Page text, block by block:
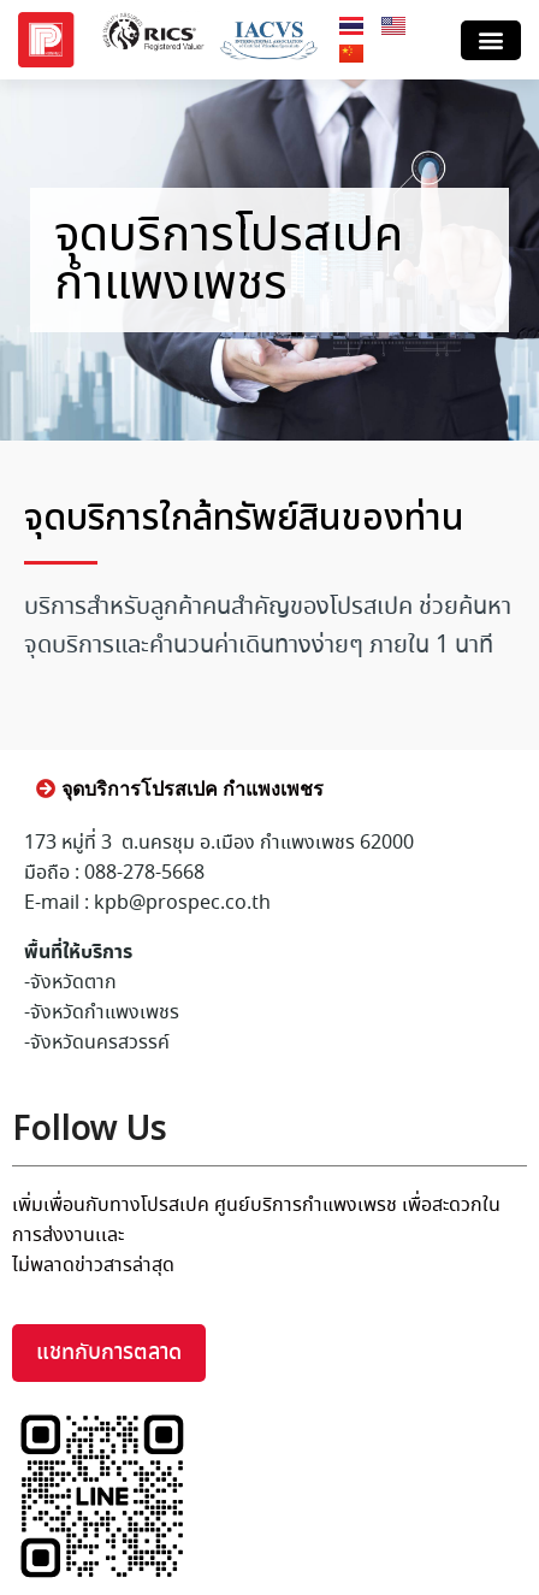
จุดบริการโปรสเปค
กำแพงเพชร
จุดบริการใกล้ทรัพย์สินของท่าน
บริการสำหรับลูกค้าคนสำคัญของโปรสเปค ช่วยค้นหา
จุดบริการและคำนวนค่าเดินทางง่ายๆ ภายใน 1 นาที
จุดบริการโปรสเปค กำแพงเพชร
173 หมู่ที่ 3 ต.นครชุม อ.เมือง กำแพงเพชร 62000
มือถือ : 088-278-5668
E-mail : kpb@prospec.co.th
พื้นที่ให้บริการ
-จังหวัดตาก
-จังหวัดกำแพงเพชร
-จังหวัดนครสวรรค์
Follow Us
เพิ่มเพื่อนกับทางโปรสเปค ศูนย์บริการกำแพงเพรช เพื่อสะดวกใน
การส่งงานเเละ
ไม่พลาดข่าวสารล่าสุด
แชทกับการตลาด